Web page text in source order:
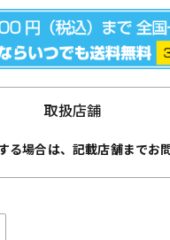
取扱店舗
場合は、記載店舗までお